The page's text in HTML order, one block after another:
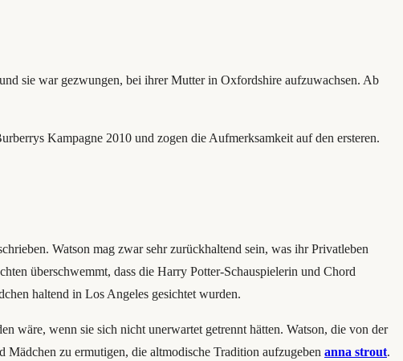
sie war gezwungen, bei ihrer Mutter in Oxfordshire aufzuwachsen. Ab
Kampagne 2010 und zogen die Aufmerksamkeit auf den ersteren.
Watson mag zwar sehr zurückhaltend sein, was ihr Privatleben
überschwemmt, dass die Harry Potter-Schauspielerin und Chord
haltend in Los Angeles gesichtet wurden.
wäre, wenn sie sich nicht unerwartet getrennt hätten. Watson, die von der
zu ermutigen, die altmodische Tradition aufzugeben anna strout.